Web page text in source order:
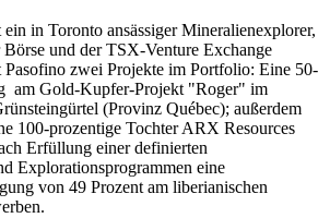
in Toronto ansässiger Mineralienexplorer,
und der TSX-Venture Exchange
Pasofino zwei Projekte im Portfolio: Eine 50-
am Gold-Kupfer-Projekt "Roger" im
(Provinz Québec); außerdem
100-prozentige Tochter ARX Resources
Erfüllung einer definierten
Explorationsprogrammen eine
von 49 Prozent am liberianischen